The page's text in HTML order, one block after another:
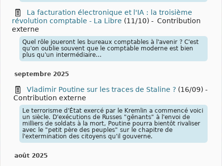
La facturation électronique et l'IA : la troisième
révolution comptable - La Libre (11/10) - Contribution
externe
Quel rôle joueront les bureaux comptables à l'avenir ? C'est
qu'on oublie souvent que le comptable moderne est bien
plus qu'un intermédiaire…
septembre 2025
Vladimir Poutine sur les traces de Staline ? (16/09) -
Contribution externe
Le terrorisme d'État exercé par le Kremlin a commencé voici
un siècle. D'exécutions de Russes "gênants" à l'envoi de
milliers de soldats à la mort, Poutine pourra bientôt rivaliser
avec le "petit père des peuples" sur le chapitre de
l'extermination des citoyens qu'il gouverne.
août 2025